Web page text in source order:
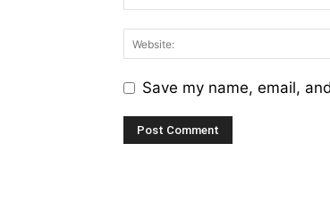
Save my name, email,